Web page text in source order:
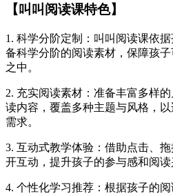
【叫叫阅读课特色】
1. 科学分阶定制：叫叫阅读课依
备科学分阶的阅读素材，保障孩
之中。
2. 充实阅读素材：准备丰富多样
读内容，覆盖多种主题与风格，
需求。
3. 互动式教学体验：借助点击、
开互动，提升孩子的参与感和阅读
4. 个性化学习推荐：根据孩子的